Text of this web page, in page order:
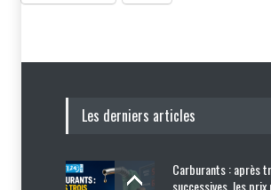
Les derniers articles
Carburants : après